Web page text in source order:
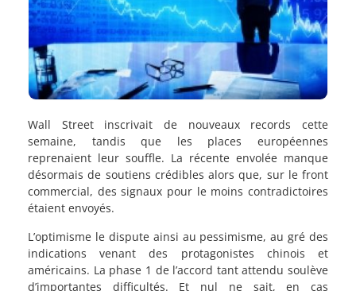
Wall Street inscrivait de nouveaux records cette
semaine, tandis que les places européennes
reprenaient leur souffle. La récente envolée manque
désormais de soutiens crédibles alors que, sur le front
commercial, des signaux pour le moins contradictoires
étaient envoyés.
L’optimisme le dispute ainsi au pessimisme, au gré des
indications venant des protagonistes chinois et
américains. La phase 1 de l’accord tant attendu soulève
d’importantes difficultés. Et nul ne sait, en cas